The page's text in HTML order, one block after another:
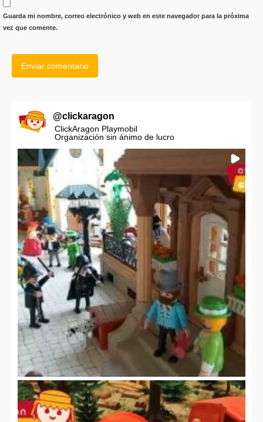
Guarda mi nombre, correo electrónico y web en este navegador para la próxima
vez que comente.
@clickaragon
ClickAragon Playmobil
Organización sin ánimo de lucro